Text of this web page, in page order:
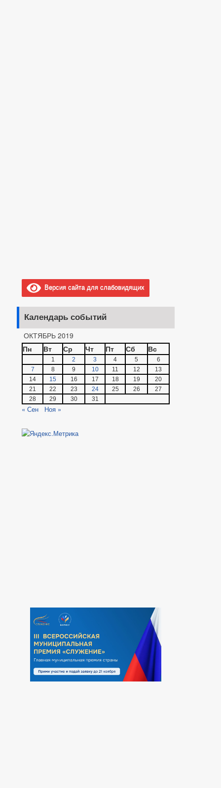
Версия сайта для слабовидящих
Календарь событий
ОКТЯБРЬ 2019
Пн
Вт Ср Чт Пт Сб Вс
1 2 3 4 5
6
7
8 9 10 11 12
13
14
15 16 17 18 19
20
21
22 23 24 25 26
27
28
29 30 31
« Сен Ноя »